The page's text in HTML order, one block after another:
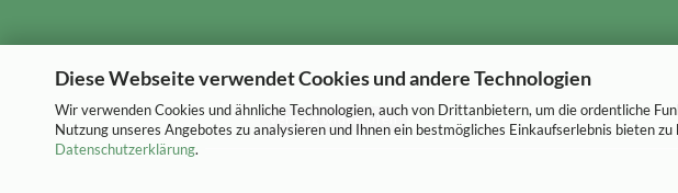
Diese Webseite verwendet Cookies und andere Technologien
Wir verwenden Cookies und ähnliche Technologien, auch von Drittanbietern, um die ordentliche
Nutzung unseres Angebotes zu analysieren und Ihnen ein bestmögliches Einkaufserlebnis bieten
Datenschutzerklärung.
Vertrag widerrufen